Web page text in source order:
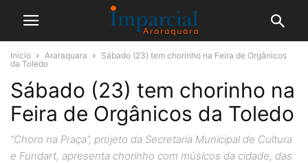
Início Araraquara
Sábado (23) tem chorinho na Feira de Orgânicos
da Toledo
Sábado (23) tem chorinho na
Feira de Orgânicos da Toledo
“Choro na Praça”, projeto da Secretaria Municipal de Cultura
e Fundart, apresenta chorinho com músicos da cidade, das